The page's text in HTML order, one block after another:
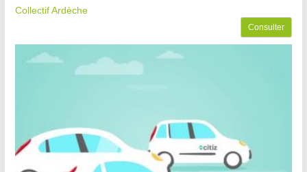
Collectif Ardèche
Consulter